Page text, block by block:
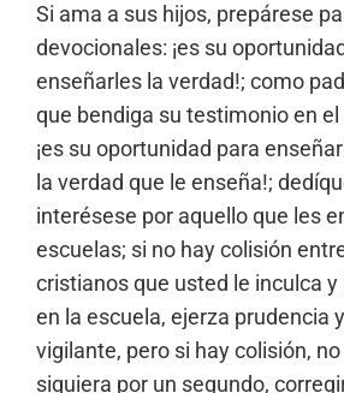
Si ama a sus hijos, prepárese
devocionales: ¡es su
enseñarles la verdad!; como
que bendiga su testimonio en el
¡es su oportunidad para
la verdad que le enseña!;
interésese por aquello que les
escuelas; si no hay colisión
cristianos que usted le inculca y
en la escuela, ejerza prudencia
vigilante, pero si hay colisión,
siquiera por un segundo,